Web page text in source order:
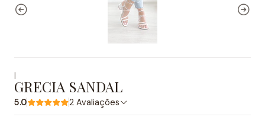
|
GRECIA SANDAL
5.0 2 Avaliações